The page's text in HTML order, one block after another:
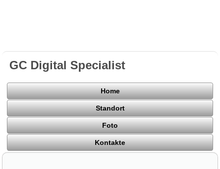
GC Digital Specialist
Home
Standort
Foto
Kontakte